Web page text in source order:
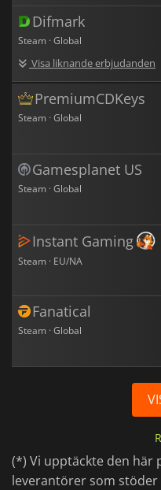
Difmark
Steam · Global
Visa liknande erbjudanden
PremiumCDKeys
Steam · Global
Gamesplanet US
Steam · Global
Instant Gaming
Steam · EU/NA
Fanatical
Steam · Global
(*) Vi upptäckte den här
leverantörer som stöder